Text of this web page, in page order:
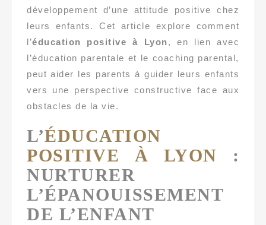
développement d’une attitude positive chez
leurs enfants. Cet article explore comment
l’éducation positive à Lyon, en lien avec
l’éducation parentale et le coaching parental,
peut aider les parents à guider leurs enfants
vers une perspective constructive face aux
obstacles de la vie.
L’ÉDUCATION
POSITIVE À LYON :
NURTURER
L’ÉPANOUISSEMENT
DE L’ENFANT